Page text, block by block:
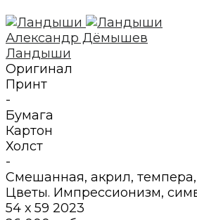
Александр Дёмышев
Ландыши
Оригинал
Принт
-
Бумага
Картон
Холст
-
Смешанная, акрил, темпера,
Цветы. Импрессионизм,
54 х 59 2023